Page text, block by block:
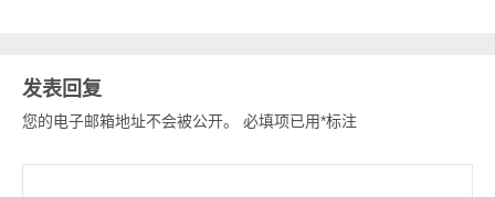
发表回复
您的电子邮箱地址不会被公开。 必填项已用*标注